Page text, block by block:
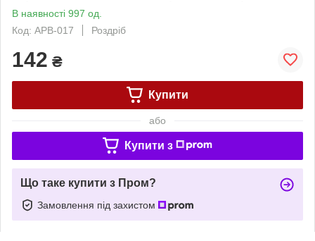
В наявності 997 од.
Код: APB-017
Роздріб
142 ₴
Купити
або
Купити з
Що таке купити з Пром?
Замовлення під захистом